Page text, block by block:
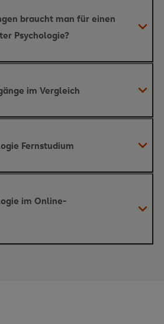
braucht man für einen
Psychologie?
im Vergleich
Fernstudium
im Online-